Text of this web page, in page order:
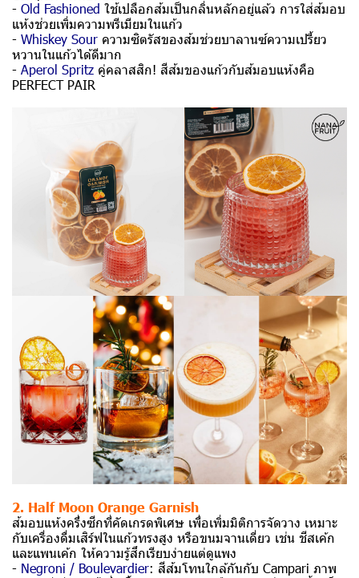
- Old Fashioned ใช้เปลือกส้มเป็นกลิ่นหลักอยู่แล้ว การใส่ส้มอบ
แห้งช่วยเพิ่มความพรีเมียมในแก้ว
- Whiskey Sour ความซิตรัสของส้มช่วยบาลานซ์ความเปรี้ยว
หวานในแก้วได้ดีมาก
- Aperol Spritz คู่คลาสสิก! สีส้มของแก้วกับส้มอบแห้งคือ
PERFECT PAIR
2. Half Moon Orange Garnish
ส้มอบแห้งครึ่งซีกที่คัดเกรดพิเศษ เพื่อเพิ่มมิติการจัดวาง เหมาะ
กับเครื่องดื่มเสิร์ฟในแก้วทรงสูง หรือขนมจานเดี่ยว เช่น ชีสเค้ก
และแพนเค้ก ให้ความรู้สึกเรียบง่ายแต่ดูแพง
- Negroni / Boulevardier: สีส้มโทนใกล้กันกับ Campari ภาพ